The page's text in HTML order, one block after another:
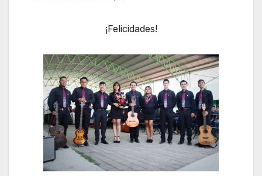
¡Felicidades!